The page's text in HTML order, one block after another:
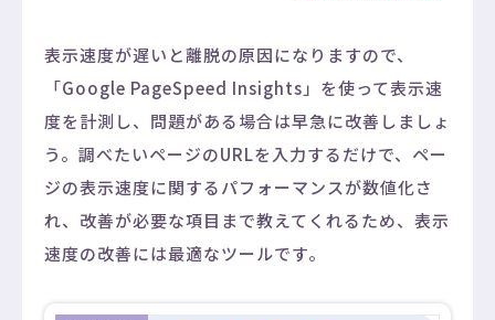
表示速度が遅いと離脱の原因になりますので、
「Google PageSpeed Insights」を使って表示速
度を計測し、問題がある場合は早急に改善しましょ
う。調べたいページのURLを入力するだけで、ペー
ジの表示速度に関するパフォーマンスが数値化さ
れ、改善が必要な項目まで教えてくれるため、表示
速度の改善には最適なツールです。